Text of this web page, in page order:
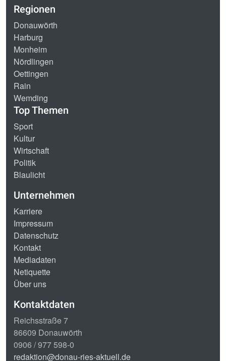
Regionen
Donauwörth
Harburg
Monheim
Nördlingen
Oettingen
Rain
Wemding
Top Themen
Sport
Kultur
Wirtschaft
Politik
Blaulicht
Unternehmen
Karriere
Impressum
Datenschutz
Kontakt
Mediadaten
Netiquette
Über uns
Kontaktdaten
Reichsstraße 7
86609 Donauwörth
0906 / 977 598-0
redaktion@donau-ries-aktuell.de